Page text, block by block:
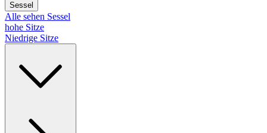
Sessel
Alle sehen Sessel
hohe Sitze
Niedrige Sitze